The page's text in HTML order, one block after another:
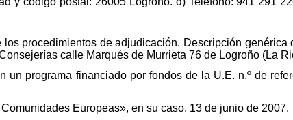
procedimientos de adjudicación. Descripción genérica
calle Marqués de Murrieta 76 de Logroño (La
programa financiado por fondos de la U.E. n.º de
Europeas», en su caso. 13 de junio de 2007.